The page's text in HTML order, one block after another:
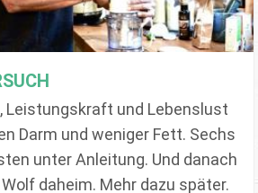
Leistungskraft und Lebenslust
Darm und weniger Fett. Sechs
unter Anleitung. Und danach
daheim. Mehr dazu später.